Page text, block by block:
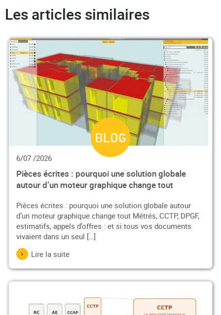
Les articles similaires
6/07 /2026
Pièces écrites : pourquoi une solution globale
autour d’un moteur graphique change tout
Pièces écrites : pourquoi une solution globale autour
d’un moteur graphique change tout Métrés, CCTP, DPGF,
estimatifs, appels d’offres : et si tous vos documents
vivaient dans un seul […]
Lire la suite